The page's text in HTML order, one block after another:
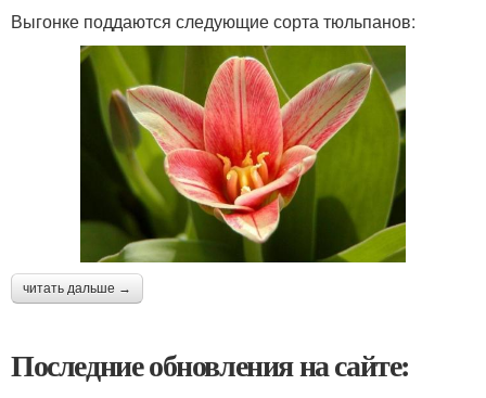
Выгонке поддаются следующие сорта тюльпанов:
читать дальше →
Последние обновления на сайте: